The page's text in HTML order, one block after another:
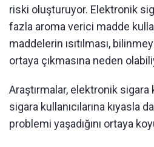
riski oluşturuyor. Elektronik
fazla aroma verici madde
maddelerin ısıtılması,
ortaya çıkmasına neden
Araştırmalar, elektronik
sigara kullanıcılarına kıyasla
problemi yaşadığını ortaya